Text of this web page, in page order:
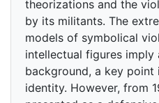
theorizations and the
by its militants. The
models of symbolical
intellectual figures imply
background, a key point
identity. However, from